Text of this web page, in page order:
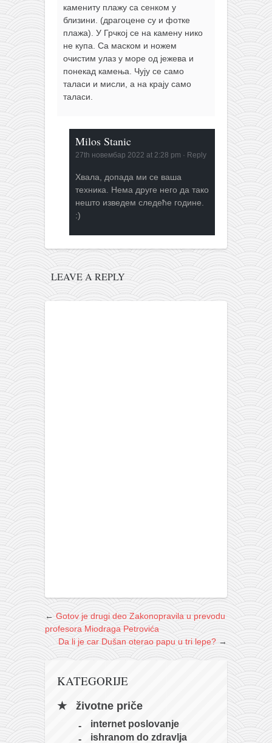
камениту плажу са сенком у
близини. (драгоцене су и фотке
плажа). У Грчкој се на камену нико
не купа. Са маском и ножем
очистим улаз у море од јежева и
понекад камења. Чују се само
таласи и мисли, а на крају само
таласи.
Milos Stanic
27th новембар 2022 at 2:28 pm · Reply
Хвала, допада ми се ваша
техника. Нема друге него да тако
нешто изведем следеће године.
:)
LEAVE A REPLY
← Gotov je drugi deo Zakonopravila u prevodu
profesora Miodraga Petrovića
Da li je car Dušan oterao papu u tri lepe? →
KATEGORIJE
životne priče
internet poslovanje
ishranom do zdravlja